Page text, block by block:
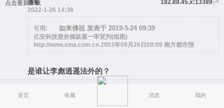
首页 收藏 消息 我的
点击重新加载 7#
游客
182.88.45.x:13389
2022-1-26 14:36
引用: 如来佛祖 发表于 2019-5-24 09:39
亿安科技股价操纵案一审宣判(组图)
http://www.sina.com.cn 2003年09月26日09:09 南方都市报
是谁让李彪逍遥法外的？
2022-1-26 14:39